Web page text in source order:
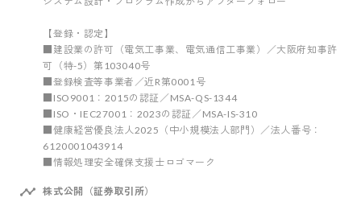
【登録・認定】
■建設業の許可（電気工事業、電気通信工事業）／大阪府知事許
可（特-5）第103040号
■登録検査等事業者／近R第0001号
■ISO9001：2015の認証／MSA-QS-1344
■ISO・IEC27001：2023の認証／MSA-IS-310
■健康経営優良法人2025（中小規模法人部門）／法人番号：
6120001043914
■情報処理安全確保支援士ロゴマーク
株式公開（証券取引所）